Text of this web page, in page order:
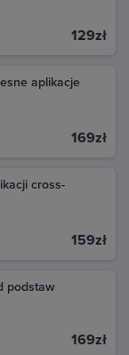
129zł
aplikacje
169zł
cross-
159zł
podstaw
169zł